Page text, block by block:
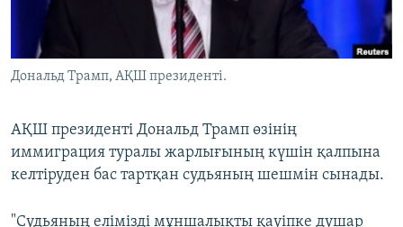
ЖАЗЫЛЫҢЫЗ
Дональд Трамп, АҚШ президенті.
АҚШ президенті Дональд Трамп өзінің
иммиграция туралы жарлығының күшін қалпына
келтіруден бас тартқан судьяның шешмін сынады.
"Судьяның елімізді мұншалықты қауіпке душар